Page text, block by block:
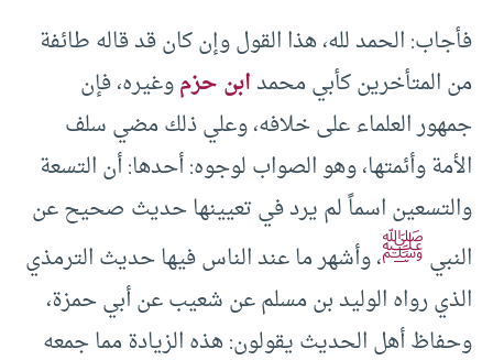
فأجاب‏:‏ الحمد لله، هذا القول وإن كان قد قاله طائفة
من المتأخرين كأبي محمدابن حزموغيره، فإن
جمهور العلماء على خلافه، وعلي ذلك مضي سلف
الأمة وأئمتها، وهو الصواب لوجوه‏:‏ أحدها‏:‏ أن التسعة
والتسعين اسماً لم يرد في تعيينها حديث صحيح عن
النبيﷺ، وأشهر ما عند الناس فيها حديث الترمذي
الذي رواه الوليد بن مسلم عن شعيب عن أبي حمزة،
وحفاظ أهل الحديث يقولون‏:‏ هذه الزيادة مما جمعه